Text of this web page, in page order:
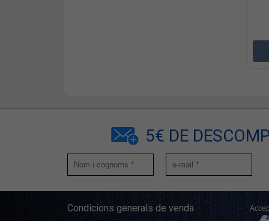
5€ DE
Condicions generals de venda